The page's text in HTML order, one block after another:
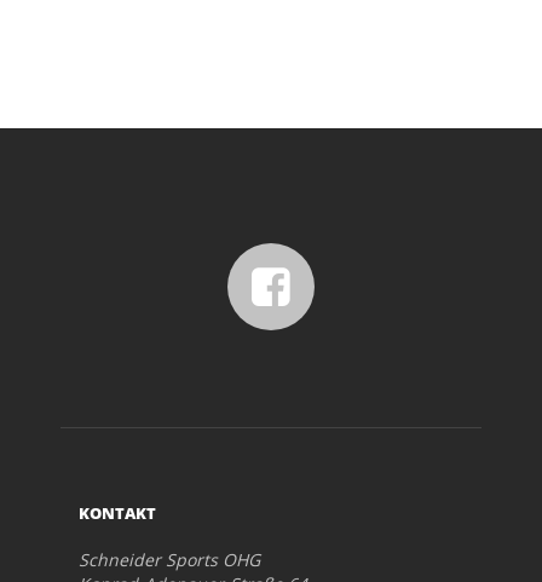
KONTAKT
Schneider Sports OHG